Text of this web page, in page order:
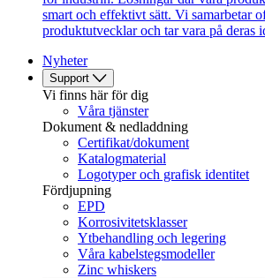
smart och effektivt sätt. Vi samarbetar
produktutvecklar och tar vara på deras
Nyheter
Support
Vi finns här för dig
Våra tjänster
Dokument & nedladdning
Certifikat/dokument
Katalogmaterial
Logotyper och grafisk identitet
Fördjupning
EPD
Korrosivitetsklasser
Ytbehandling och legering
Våra kabelstegsmodeller
Zinc whiskers